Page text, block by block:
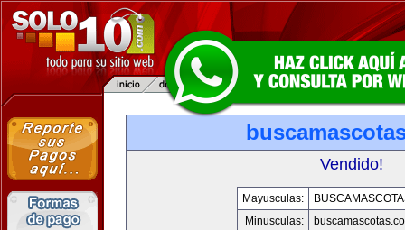
Vendido!
Mayusculas:
Minusculas: